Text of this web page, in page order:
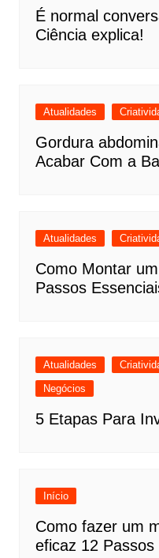
É normal
Ciência explica!
Atualidades
Gordura
Acabar Com a
Atualidades
Como Montar
Passos
Atualidades
Negócios
5 Etapas Para
Início
Como fazer um
eficaz 12 Passos